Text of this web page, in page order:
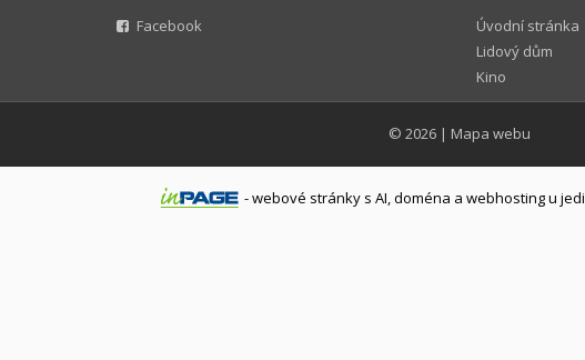
Facebook
Úvodní stránka
Lidový dům
Kino
© 2026 | Mapa webu
-webové stránky s AI, doména a webhostingu